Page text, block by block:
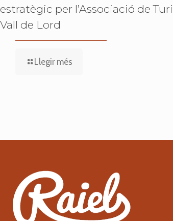
estratègic per l’Associació de
Vall de Lord
Llegir més